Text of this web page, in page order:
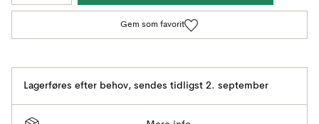
Gem som favorit
Lagerføres efter behov, sendes tidligst 2. september